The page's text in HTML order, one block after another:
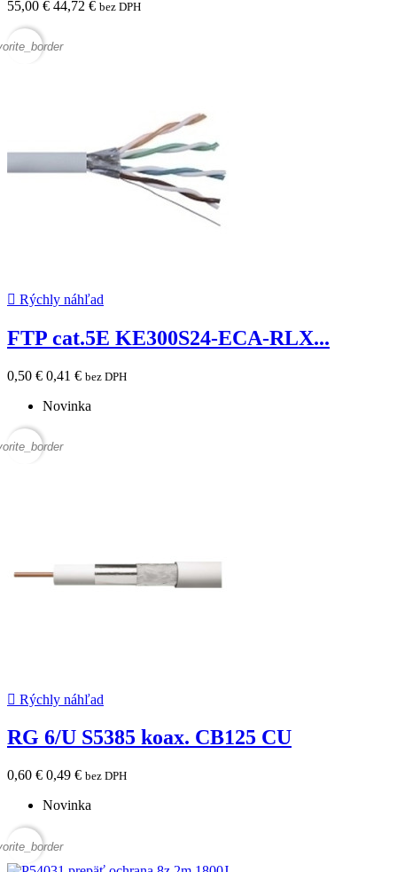
55,00 € 44,72 € bez DPH
 Rýchly náhľad
FTP cat.5E KE300S24-ECA-RLX...
0,50 € 0,41 € bez DPH
Novinka
 Rýchly náhľad
RG 6/U S5385 koax. CB125 CU
0,60 € 0,49 € bez DPH
Novinka